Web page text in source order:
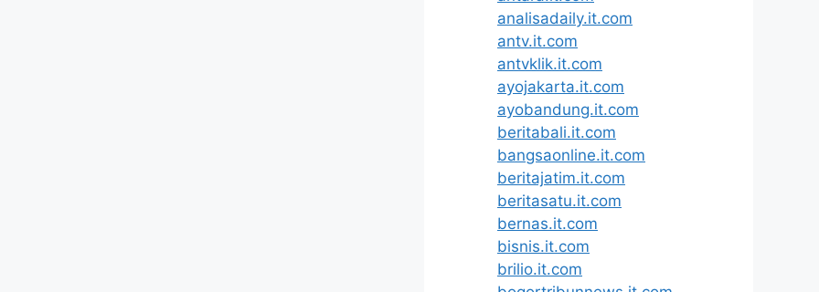
analisadaily.it.com
antv.it.com
antvklik.it.com
ayojakarta.it.com
ayobandung.it.com
beritabali.it.com
bangsaonline.it.com
beritajatim.it.com
beritasatu.it.com
bernas.it.com
bisnis.it.com
brilio.it.com